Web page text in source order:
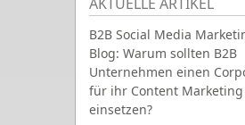
B2B Social Media
Blog: Warum sollten B2B
Unternehmen einen
für ihr Content Marketing
einsetzen?